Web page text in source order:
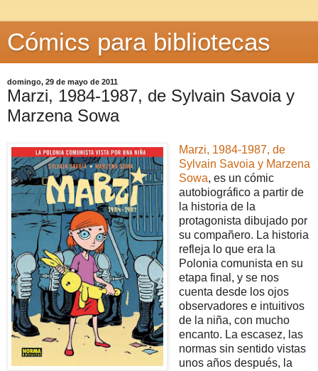
Cómics para bibliotecas
domingo, 29 de mayo de 2011
Marzi, 1984-1987, de Sylvain Savoia y
Marzena Sowa
Marzi, 1984-1987, de
Sylvain Savoia y Marzena
Sowa, es un cómic
autobiográfico a partir de
la historia de la
protagonista dibujado por
su compañero. La historia
refleja lo que era la
Polonia comunista en su
etapa final, y se nos
cuenta desde los ojos
observadores e intuitivos
de la niña, con mucho
encanto. La escasez, las
normas sin sentido vistas
unos años después, la